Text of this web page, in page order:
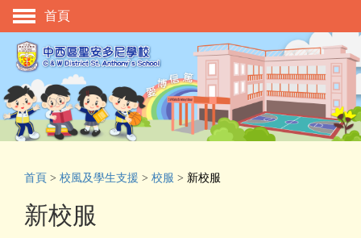
主頁
校慶活動
管理與組織
學與教
相片及影片
首頁
首頁 > 校風及學生支援 > 校服 > 新校服
新校服